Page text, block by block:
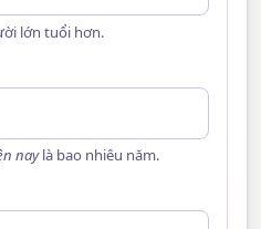
lớn tuổi hơn.
naylà bao nhiêu năm.